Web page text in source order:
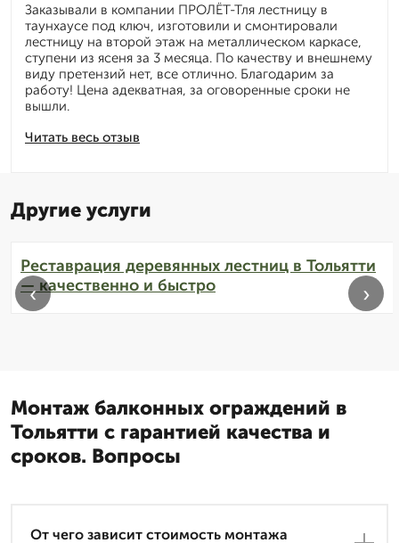
Читать весь отзыв
Заказывали в компании ПРОЛЁТ-Тля лестницу в
таунхаусе под ключ, изготовили и смонтировали
лестницу на второй этаж на металлическом каркасе,
ступени из ясеня за 3 месяца. По качеству и внешнему
виду претензий нет, все отлично. Благодарим за
работу! Цена адекватная, за оговоренные сроки не
вышли.
Другие услуги
Реставрация деревянных лестниц в Тольятти
— качественно и быстро
‹ ›
Монтаж балконных ограждений в
Тольятти с гарантией качества и
сроков. Вопросы
От чего зависит стоимость монтажа